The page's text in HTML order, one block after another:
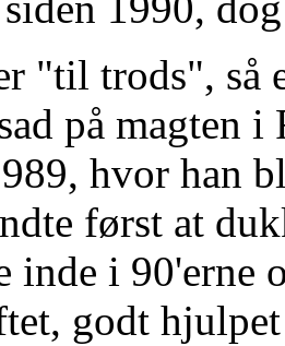
"til trods", så
på magten
hvor han
først at
inde i 90'erne
godt